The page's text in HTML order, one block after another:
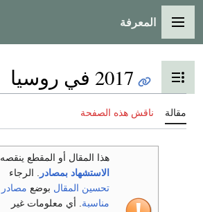
القائمة الرئيسية
المعرفة
تبديل عرض جدول المحتويات
2017 في روسيا
مقالة ناقش هذه الصفحة
هذا المقال أو المقطع ينقصه
الاستشهاد بمصادر
. الرجاء
تحسين المقال بوضع مصادر
مناسبة . أي معلومات غير